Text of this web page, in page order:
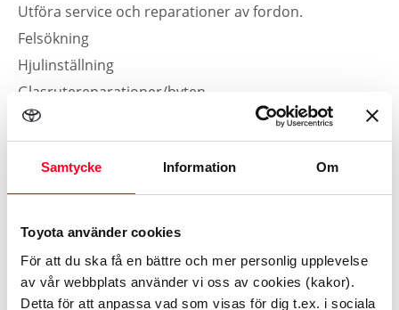
Samtycke Information Om
Toyota använder cookies
För att du ska få en bättre och mer personlig upplevelse
av vår webbplats använder vi oss av cookies (kakor).
Detta för att anpassa vad som visas för dig t.ex. i sociala
Utföra service och reparationer av fordon.
Felsökning
Hjulinställning
Glasrutereparationer/byten
Vem är du?
Har B-körkort.
Har god organisatorisk förmåga.
Är flexibel och kan ta ansvar för olika arbetsuppgifter.